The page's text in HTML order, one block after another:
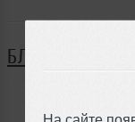
На сайте
БЛОГ